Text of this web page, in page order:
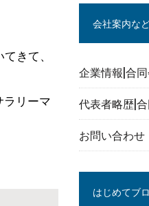
きて、
リーマ
会社案内な
企業情報|合
代表者略歴|
お問い合わせ
はじめてブ